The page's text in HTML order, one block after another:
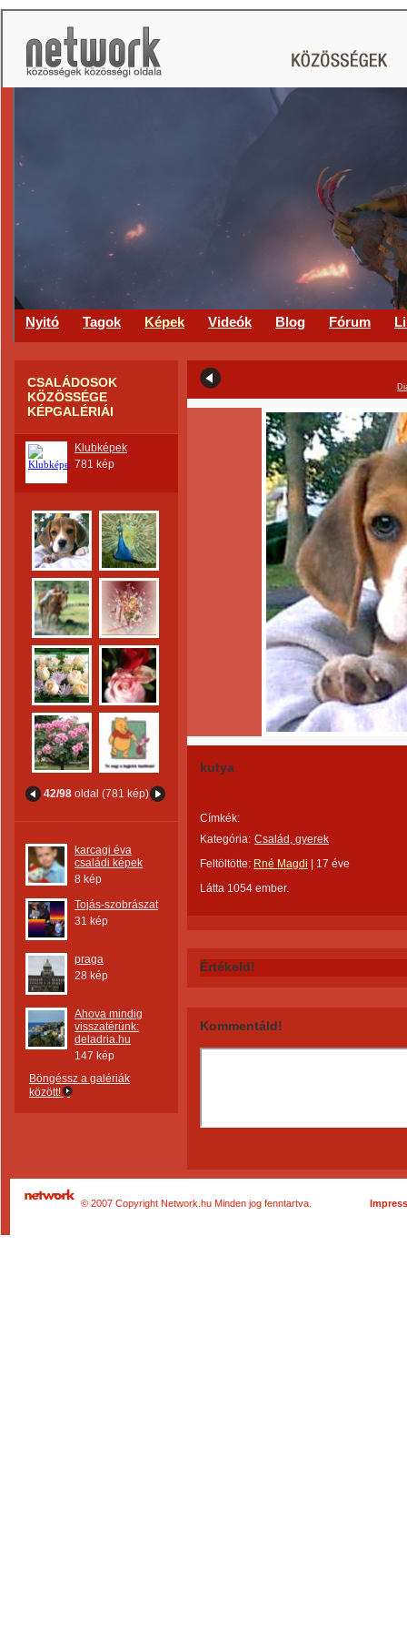
Nyitó Tagok Képek Videók Blog Fórum
CSALÁDOSOK
KÖZÖSSÉGE
KÉPGALÉRIÁI
Klubképek
781 kép
42/98 oldal (781 kép)
karcagi éva
családi képek
8 kép
Tojás-szobrászat
31 kép
praga
28 kép
Ahova mindig
visszatérünk:
deladria.hu
147 kép
Böngéssz a galériák
között!
kutya
Címkék:
Kategória: Család, gyerek
Feltöltötte: Rné Magdi
17 éve
Látta 1054 ember.
Értékeld!
Kommentáld!
© 2007 Copyright Network.hu Minden jog fenntartva.